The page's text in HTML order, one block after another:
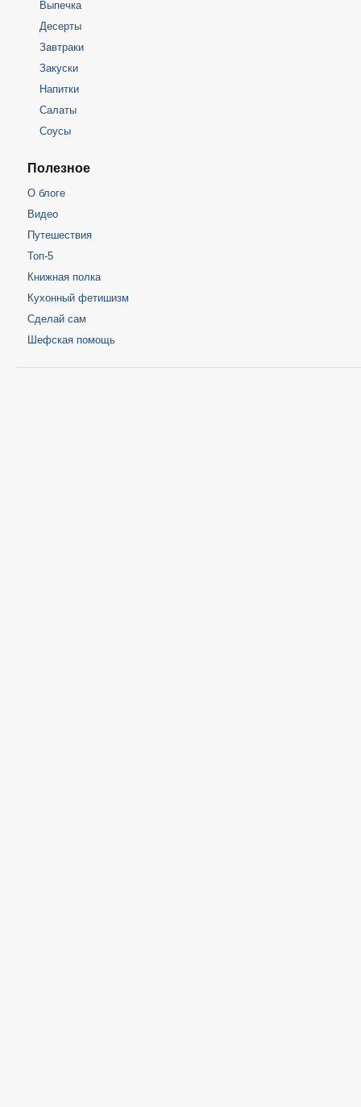
Выпечка
Десерты
Завтраки
Закуски
Напитки
Салаты
Соусы
Полезное
О блоге
Видео
Путешествия
Топ-5
Книжная полка
Кухонный фетишизм
Сделай сам
Шефская помощь